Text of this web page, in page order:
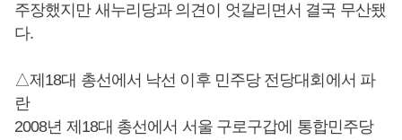
주장했지만 새누리당과 의견이 엇갈리면서 결국 무산됐
다.
△제18대 총선에서 낙선 이후 민주당 전당대회에서 파
란
2008년 제18대 총선에서 서울 구로구갑에 통합민주당